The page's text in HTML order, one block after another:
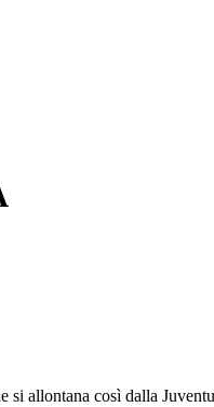
allontana così dalla